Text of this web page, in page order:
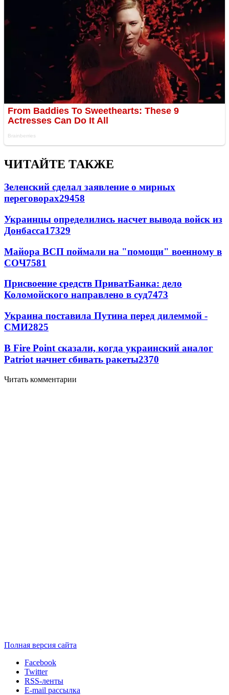
ЧИТАЙТЕ ТАКЖЕ
Зеленский сделал заявление о мирных
переговорах29458
Украинцы определились насчет вывода войск из
Донбасса17329
Майора ВСП поймали на "помощи" военному в
СОЧ7581
Присвоение средств ПриватБанка: дело
Коломойского направлено в суд7473
Украина поставила Путина перед дилеммой -
СМИ2825
В Fire Point сказали, когда украинский аналог
Patriot начнет сбивать ракеты2370
Читать комментарии
Полная версия сайта
Facebook
Twitter
RSS-ленты
E-mail рассылка